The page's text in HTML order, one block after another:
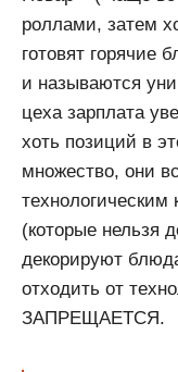
роллами, затем
готовят горячие
и называются
цеха зарплата
хоть позиций в
множество, они
технологическим
(которые нельзя
декорируют
отходить от
ЗАПРЕЩАЕТСЯ.